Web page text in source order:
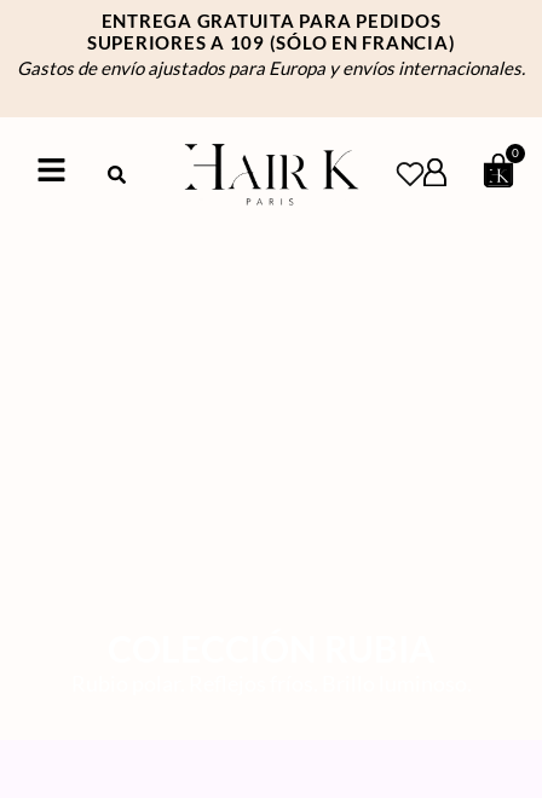
ENTREGA GRATUITA PARA PEDIDOS
SUPERIORES A 109 (SÓLO EN FRANCIA)
Gastos de envío ajustados para Europa y envíos internacionales.
0